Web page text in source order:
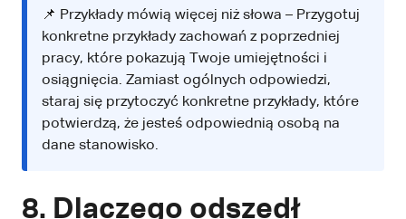
📌 Przykłady mówią więcej niż słowa – Przygotuj
konkretne przykłady zachowań z poprzedniej
pracy, które pokazują Twoje umiejętności i
osiągnięcia. Zamiast ogólnych odpowiedzi,
staraj się przytoczyć konkretne przykłady, które
potwierdzą, że jesteś odpowiednią osobą na
dane stanowisko.
8. Dlaczego odszedł